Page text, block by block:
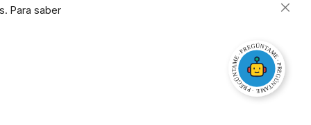
Para saber